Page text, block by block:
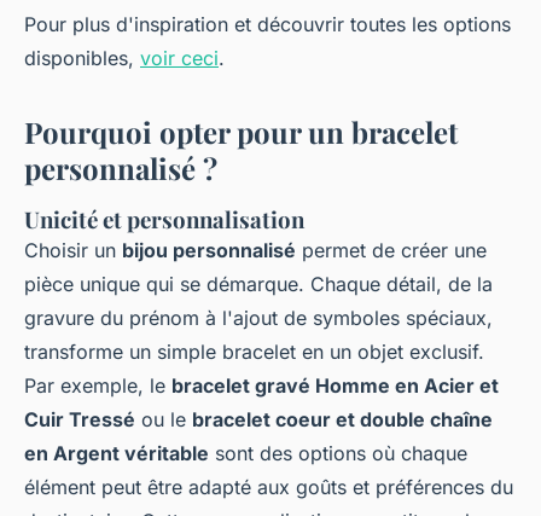
Pour plus d'inspiration et découvrir toutes les options
disponibles, voir ceci.
Pourquoi opter pour un bracelet
personnalisé ?
Unicité et personnalisation
Choisir un bijou personnalisé permet de créer une
pièce unique qui se démarque. Chaque détail, de la
gravure du prénom à l'ajout de symboles spéciaux,
transforme un simple bracelet en un objet exclusif.
Par exemple, le bracelet gravé Homme en Acier et
Cuir Tressé ou le bracelet coeur et double chaîne
en Argent véritable sont des options où chaque
élément peut être adapté aux goûts et préférences du